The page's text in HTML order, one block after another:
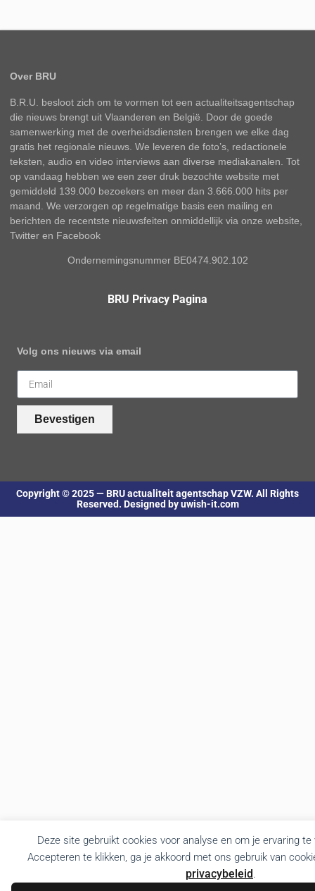
Deze site gebruikt cookies voor analyse en om je ervaring
Accepteren te klikken, ga je akkoord met ons gebruik van
privacybeleid.
Over BRU
B.R.U. besloot zich om te vormen tot een actualiteitsagentschap
die nieuws brengt uit Vlaanderen en België. Door de goede
samenwerking met de overheidsdiensten brengen we elke dag
gratis het regionale nieuws. We leveren de foto’s, redactionele
teksten, audio en video interviews aan diverse mediakanalen. Tot
op vandaag hebben we een zeer druk bezochte website met
gemiddeld 139.000 bezoekers en meer dan 3.666.000 hits per
maand. We verzorgen op regelmatige basis een mailing en
berichten de recentste nieuwsfeiten onmiddellijk via onze website,
Twitter en Facebook
Ondernemingsnummer BE0474.902.102
BRU Privacy Pagina
Volg ons nieuws via email
Bevestigen
Copyright © 2025 — BRU actualiteit agentschap VZW. All Rights
Reserved. Designed by uwish-it.com